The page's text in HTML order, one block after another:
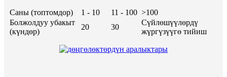
Саны (топтомдор) 1 - 10 11 - 100 >100
Болжолдуу убакыт
(күндөр)
20 30
Сүйлөшүүлөрдү
жүргүзүүгө тийиш